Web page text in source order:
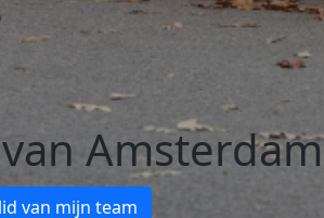
Amsterdam
van mijn team